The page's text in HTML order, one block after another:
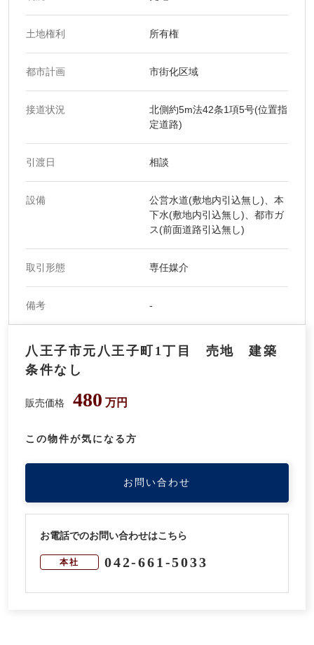
土地権利 所有権
都市計画 市街化区域
接道状況
北側約5m法42条1項5号(位置指
定道路)
引渡日 相談
設備
公営水道(敷地内引込無し)、本
下水(敷地内引込無し)、都市ガ
ス(前面道路引込無し)
取引形態 専任媒介
備考 -
八王子市元八王子町1丁目 売地 建築
条件なし
販売価格 480 万円
この物件が気になる方
お問い合わせ
お電話でのお問い合わせはこちら
本社 042-661-5033